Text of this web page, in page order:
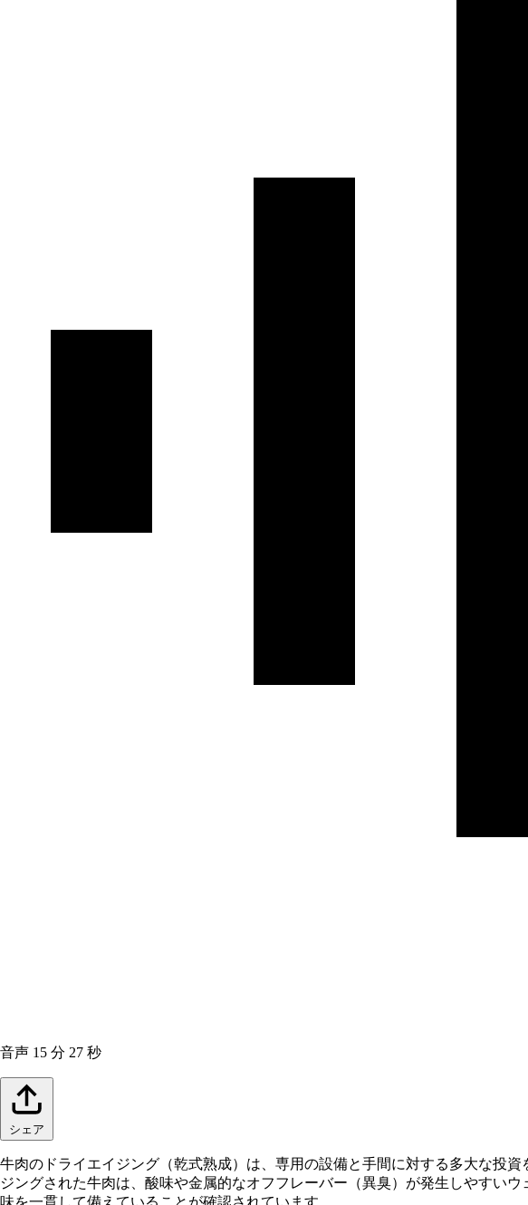
音声 15 分 27 秒
シェア
牛肉のドライエイジング（乾式熟成）は、専用の設備と手間に対する多大な投
ジングされた牛肉は、酸味や金属的なオフフレーバー（異臭）が発生しやすい
味を一貫して備えていることが確認されています。